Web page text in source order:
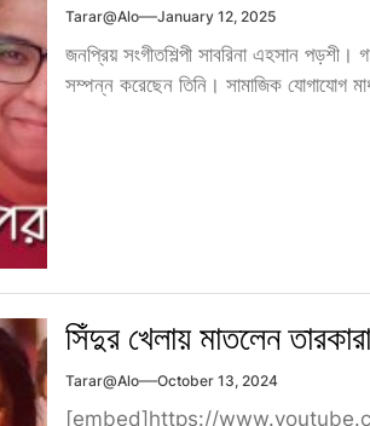
Tarar@alo January 12, 2025
জনপ্রিয় সংগীতশিল্পী সাবরিনা এহসান পড়শী।
সম্পন্ন করেছেন তিনি। সামাজিক যোগাযোগ
সিঁদুর খেলায় মাতলেন
Tarar@alo October 13, 2024
[embed]https://